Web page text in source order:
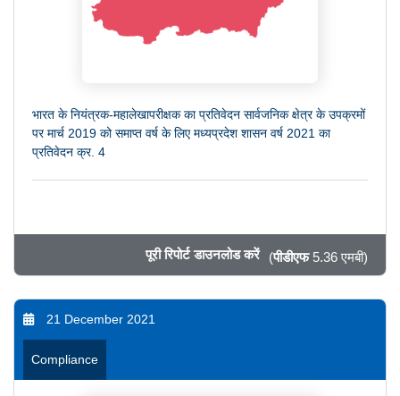
भारत के नियंत्रक-महालेखापरीक्षक का प्रतिवेदन सार्वजनिक क्षेत्र के उपक्रमों
पर मार्च 2019 को समाप्त वर्ष के लिए मध्यप्रदेश शासन वर्ष 2021 का
प्रतिवेदन क्र. 4
पूरी रिपोर्ट डाउनलोड करें (पीडीएफ5.36 एमबी)
21 December 2021
Compliance